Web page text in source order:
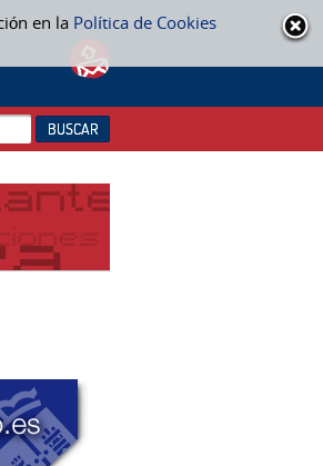
en la Política de Cookies